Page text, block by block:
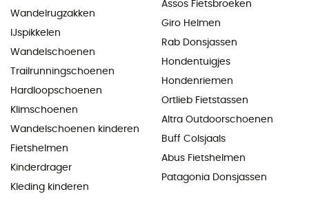
Wandelrugzakken
IJspikkelen
Wandelschoenen
Trailrunningschoenen
Hardloopschoenen
Klimschoenen
Wandelschoenen kinderen
Fietshelmen
Kinderdrager
Kleding kinderen
Assos Fietsbroeken
Giro Helmen
Rab Donsjassen
Hondentuigjes
Hondenriemen
Ortlieb Fietstassen
Altra Outdoorschoenen
Buff Colsjaals
Abus Fietshelmen
Patagonia Donsjassen